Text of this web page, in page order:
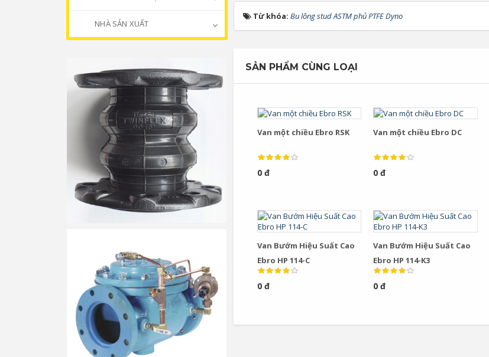
Từ khóa: Bu lông stud ASTM phủ PTFE Dyno
SẢN PHẨM CÙNG LOẠI
Van một chiều Ebro RSK
0 đ
Van một chiều Ebro DC
0 đ
Van Bướm Hiệu Suất Cao
Ebro HP 114-C
0 đ
Van Bướm Hiệu Suất Cao
Ebro HP 114-K3
0 đ
NHÀ SẢN XUẤT